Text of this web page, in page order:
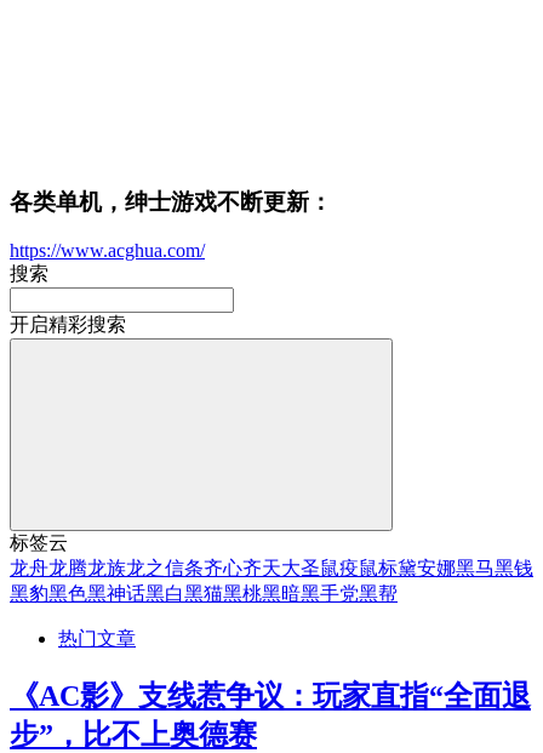
各类单机，绅士游戏不断更新：
https://www.acghua.com/
搜索
开启精彩搜索
标签云
龙舟龙腾龙族龙之信条齐心齐天大圣鼠疫鼠标黛安娜黑马黑钱
黑豹黑色黑神话黑白黑猫黑桃黑暗黑手党黑帮
热门文章
《AC影》支线惹争议：玩家直指“全面退
步”，比不上奥德赛